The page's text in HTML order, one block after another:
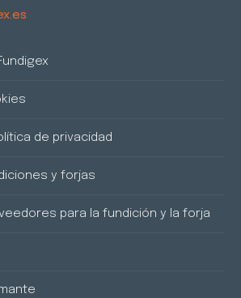
de privacidad
y forjas
para la fundición y la forja